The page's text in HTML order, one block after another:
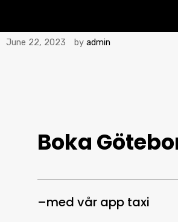
June 22, 2023 by admin
Boka
–med vår app taxi